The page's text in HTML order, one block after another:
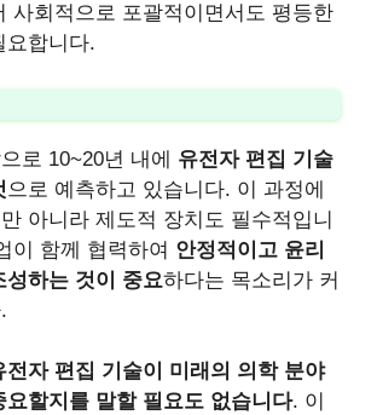
사회적으로 포괄적이면서도 평등한
요합니다.
로 10~20년 내에 유전자 편집 기술
으로 예측하고 있습니다. 이 과정에
아니라 제도적 장치도 필수적입니
이 함께 협력하여 안정적이고 윤리
성하는 것이 중요하다는 목소리가 커
전자 편집 기술이 미래의 의학 분야
요할지를 말할 필요도 없습니다. 이